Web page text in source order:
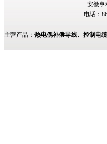
安徽亨
电话：
主营产品： 热电偶补偿导线、控制电